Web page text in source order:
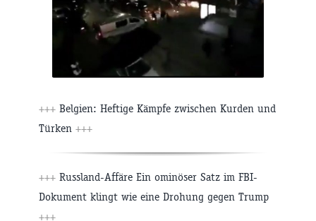
+++ Belgien: Heftige Kämpfe zwischen Kurden und
Türken +++
+++ Russland-Affäre Ein ominöser Satz im FBI-
Dokument klingt wie eine Drohung gegen Trump
+++